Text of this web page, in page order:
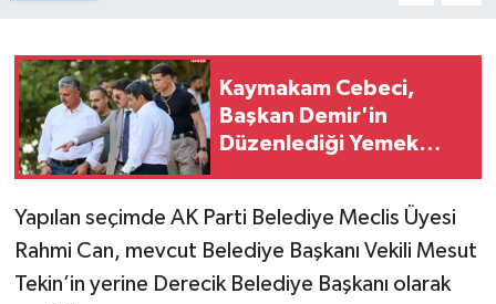
Kaymakam Cebeci,
Başkan Demir'in
Düzenlediği Yemek
Yapılan seçimde AK Parti Belediye Meclis Üyesi
Rahmi Can, mevcut Belediye Başkanı Vekili Mesut
Tekin’in yerine Derecik Belediye Başkanı olarak